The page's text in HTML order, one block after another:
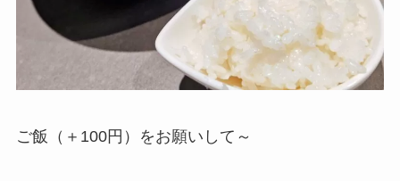
ご飯（＋100円）をお願いして～